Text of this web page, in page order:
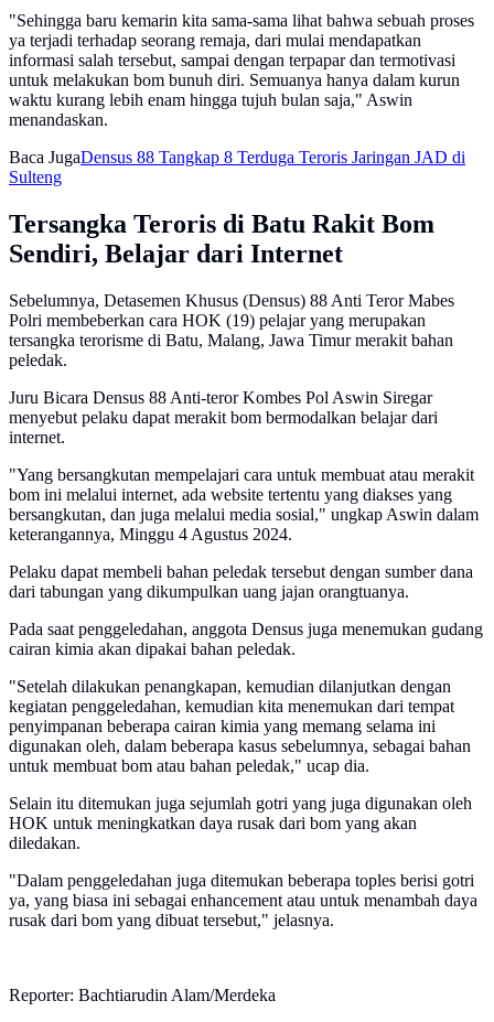
"Sehingga baru kemarin kita sama-sama lihat bahwa sebuah proses
ya terjadi terhadap seorang remaja, dari mulai mendapatkan
informasi salah tersebut, sampai dengan terpapar dan termotivasi
untuk melakukan bom bunuh diri. Semuanya hanya dalam kurun
waktu kurang lebih enam hingga tujuh bulan saja," Aswin
menandaskan.
Baca JugaDensus 88 Tangkap 8 Terduga Teroris Jaringan JAD di
Sulteng
Tersangka Teroris di Batu Rakit Bom
Sendiri, Belajar dari Internet
Sebelumnya, Detasemen Khusus (Densus) 88 Anti Teror Mabes
Polri membeberkan cara HOK (19) pelajar yang merupakan
tersangka terorisme di Batu, Malang, Jawa Timur merakit bahan
peledak.
Juru Bicara Densus 88 Anti-teror Kombes Pol Aswin Siregar
menyebut pelaku dapat merakit bom bermodalkan belajar dari
internet.
"Yang bersangkutan mempelajari cara untuk membuat atau merakit
bom ini melalui internet, ada website tertentu yang diakses yang
bersangkutan, dan juga melalui media sosial," ungkap Aswin dalam
keterangannya, Minggu 4 Agustus 2024.
Pelaku dapat membeli bahan peledak tersebut dengan sumber dana
dari tabungan yang dikumpulkan uang jajan orangtuanya.
Pada saat penggeledahan, anggota Densus juga menemukan gudang
cairan kimia akan dipakai bahan peledak.
"Setelah dilakukan penangkapan, kemudian dilanjutkan dengan
kegiatan penggeledahan, kemudian kita menemukan dari tempat
penyimpanan beberapa cairan kimia yang memang selama ini
digunakan oleh, dalam beberapa kasus sebelumnya, sebagai bahan
untuk membuat bom atau bahan peledak," ucap dia.
Selain itu ditemukan juga sejumlah gotri yang juga digunakan oleh
HOK untuk meningkatkan daya rusak dari bom yang akan
diledakan.
"Dalam penggeledahan juga ditemukan beberapa toples berisi gotri
ya, yang biasa ini sebagai enhancement atau untuk menambah daya
rusak dari bom yang dibuat tersebut," jelasnya.
Reporter: Bachtiarudin Alam/Merdeka